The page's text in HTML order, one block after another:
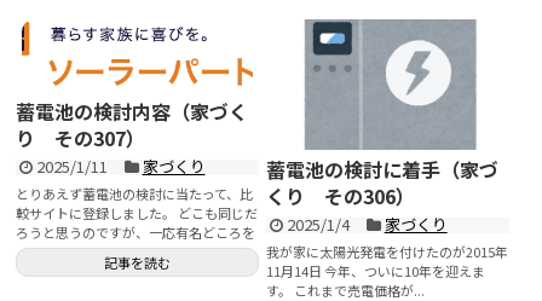
蓄電池の検討内容（家づく
り その307）
2025/1/11 家づくり
とりあえず蓄電池の検討に当たって、比
較サイトに登録しました。 どこも同じだ
ろうと思うのですが、一応有名どころを
捜してみました。...
記事を読む
蓄電池の検討に着手（家づ
くり その306）
2025/1/4 家づくり
我が家に太陽光発電を付けたのが2015年
11月14日 今年、ついに10年を迎えま
す。 これまで売電価格が...